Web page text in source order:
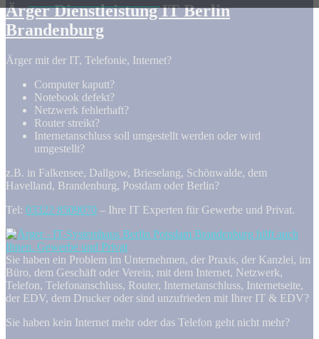
Ärger Dienstleistung IT Berlin
Brandenburg
Ärger mit der IT, Telefonie, Internet?
Computer kaputt?
Notebook defekt?
Netzwerk fehlerhaft?
Router streikt?
Internetanschluss soll umgestellt werden oder wird
umgestellt?
z.B. in Falkensee, Dallgow, Brieselang, Schönwalde, dem
Havelland, Brandenburg, Postdam oder Berlin?
Tel: 03322 8509070 – Ihre IT Experten für Gewerbe und Privat.
Sie haben ein Problem im Unternehmen, der Praxis, der Kanzlei, im
Büro, dem Geschäft oder Verein, mit dem Internet, Netzwerk,
Telefon, Telefonanschluss, Router, Internetanschluss, Internetseite,
der EDV, dem Drucker oder sind unzufrieden mit Ihrer IT & EDV?
Sie haben kein Internet mehr oder das Telefon geht nicht mehr?